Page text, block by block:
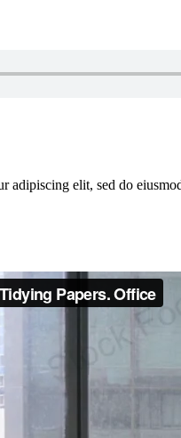
adipiscing elit, sed do